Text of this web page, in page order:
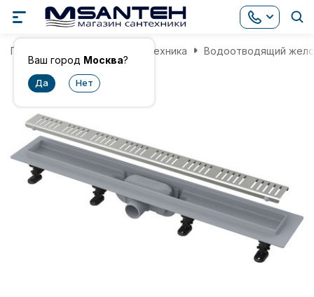
Ваш город Москва?
Главная Инженерная сантехника Водоотводящий